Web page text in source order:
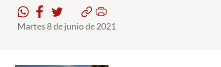
Formación Continua
Martes 8 de junio de 2021